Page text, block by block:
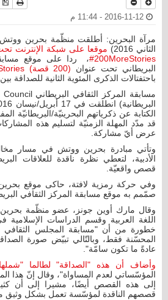
نسخة
الثاني 2016)
200MoreStories#
، ردا على موقع
البريطاني تحت عنوان (200 قصة) 200Stories#
باحتفتالات الذكرى المئوية الثانية للصداقة بين
الكتابة عن ذكرياتهم البحرينيّة/البريطانيّة
قد مدّد المهلة الزمنيّة لتسليم هذه
عرض أيّ مشاركة.
وتأتي مبادرة بحرين ووتش في مسار
الأدبية، لتعطي نظرة ناقدة للعلاقات
قصص واقعيّة.
وفي حركة رمزية لافتة، حاكى موقع
صمّمم به موقع مسابقة المركز الثقافي
وقال مارك أوين جونز، عضو منظّمة
اللغة العربية وقسم الدراسات
خطورة من أن "مسابقة المجلس الثقافي
المحسّنة فقط، وبالتّالي تبيّض صورة الصداقة
عادةً ما تكون سامّة".
وأضاف أن هذه "الصداقة" لطالما
المؤسّساتي لعدم المساواة"، وقال إنّ هذا
إلى هذه القصص أيضًا، مشيرا إلى أن
قصصهم الناقدة لمؤسّسة تعمل بشكل وثيق مع